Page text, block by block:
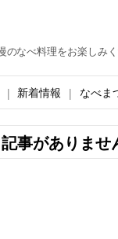
なべ料理をお楽しみく
新着情報 なべま
記事がありませ